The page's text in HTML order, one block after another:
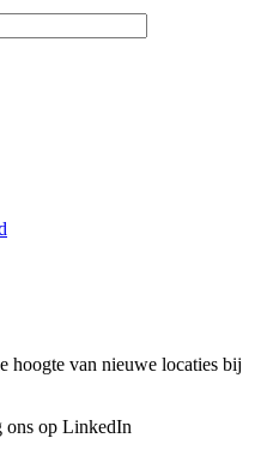
hoogte van nieuwe locaties bij
ons op LinkedIn